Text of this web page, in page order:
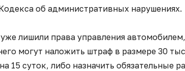
об административных нарушениях.
лишили права управления
могут наложить штраф в размере 30
15 суток, либо назначить обязательные